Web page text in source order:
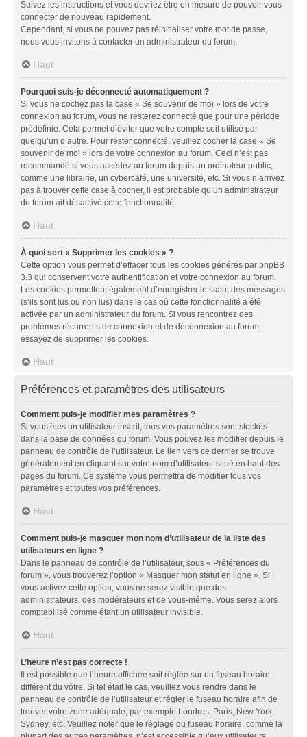
Suivez les instructions et vous devriez être en mesure de pouvoir vous
connecter de nouveau rapidement.
Cependant, si vous ne pouvez pas réinitialiser votre mot de passe,
nous vous invitons à contacter un administrateur du forum.
Haut
Pourquoi suis-je déconnecté automatiquement ?
Si vous ne cochez pas la case « Se souvenir de moi » lors de votre
connexion au forum, vous ne resterez connecté que pour une période
prédéfinie. Cela permet d’éviter que votre compte soit utilisé par
quelqu’un d’autre. Pour rester connecté, veuillez cocher la case « Se
souvenir de moi » lors de votre connexion au forum. Ceci n’est pas
recommandé si vous accédez au forum depuis un ordinateur public,
comme une librairie, un cybercafé, une université, etc. Si vous n’arrivez
pas à trouver cette case à cocher, il est probable qu’un administrateur
du forum ait désactivé cette fonctionnalité.
Haut
À quoi sert « Supprimer les cookies » ?
Cette option vous permet d’effacer tous les cookies générés par phpBB
3.3 qui conservent votre authentification et votre connexion au forum.
Les cookies permettent également d’enregistrer le statut des messages
(s’ils sont lus ou non lus) dans le cas où cette fonctionnalité a été
activée par un administrateur du forum. Si vous rencontrez des
problèmes récurrents de connexion et de déconnexion au forum,
essayez de supprimer les cookies.
Haut
Préférences et paramètres des utilisateurs
Comment puis-je modifier mes paramètres ?
Si vous êtes un utilisateur inscrit, tous vos paramètres sont stockés
dans la base de données du forum. Vous pouvez les modifier depuis le
panneau de contrôle de l’utilisateur. Le lien vers ce dernier se trouve
généralement en cliquant sur votre nom d’utilisateur situé en haut des
pages du forum. Ce système vous permettra de modifier tous vos
paramètres et toutes vos préférences.
Haut
Comment puis-je masquer mon nom d’utilisateur de la liste des
utilisateurs en ligne ?
Dans le panneau de contrôle de l’utilisateur, sous « Préférences du
forum », vous trouverez l’option « Masquer mon statut en ligne ». Si
vous activez cette option, vous ne serez visible que des
administrateurs, des modérateurs et de vous-même. Vous serez alors
comptabilisé comme étant un utilisateur invisible.
Haut
L’heure n’est pas correcte !
Il est possible que l’heure affichée soit réglée sur un fuseau horaire
différent du vôtre. Si tel était le cas, veuillez vous rendre dans le
panneau de contrôle de l’utilisateur et régler le fuseau horaire afin de
trouver votre zone adéquate, par exemple Londres, Paris, New York,
Sydney, etc. Veuillez noter que le réglage du fuseau horaire, comme la